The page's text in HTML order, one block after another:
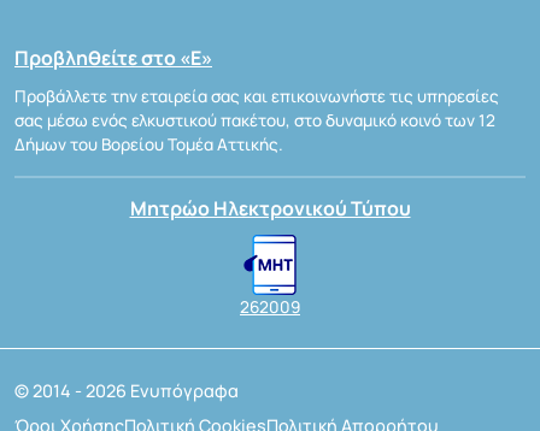
Προβληθείτε στο «Ε»
Προβάλλετε την εταιρεία σας και επικοινωνήστε τις υπηρεσίες
σας μέσω ενός ελκυστικού πακέτου, στο δυναμικό κοινό των 12
Δήμων του Βορείου Τομέα Αττικής.
Μητρώο Ηλεκτρονικού Τύπου
262009
© 2014 - 2026 Ενυπόγραφα
Όροι ΧρήσηςΠολιτική CookiesΠολιτική Απορρήτου